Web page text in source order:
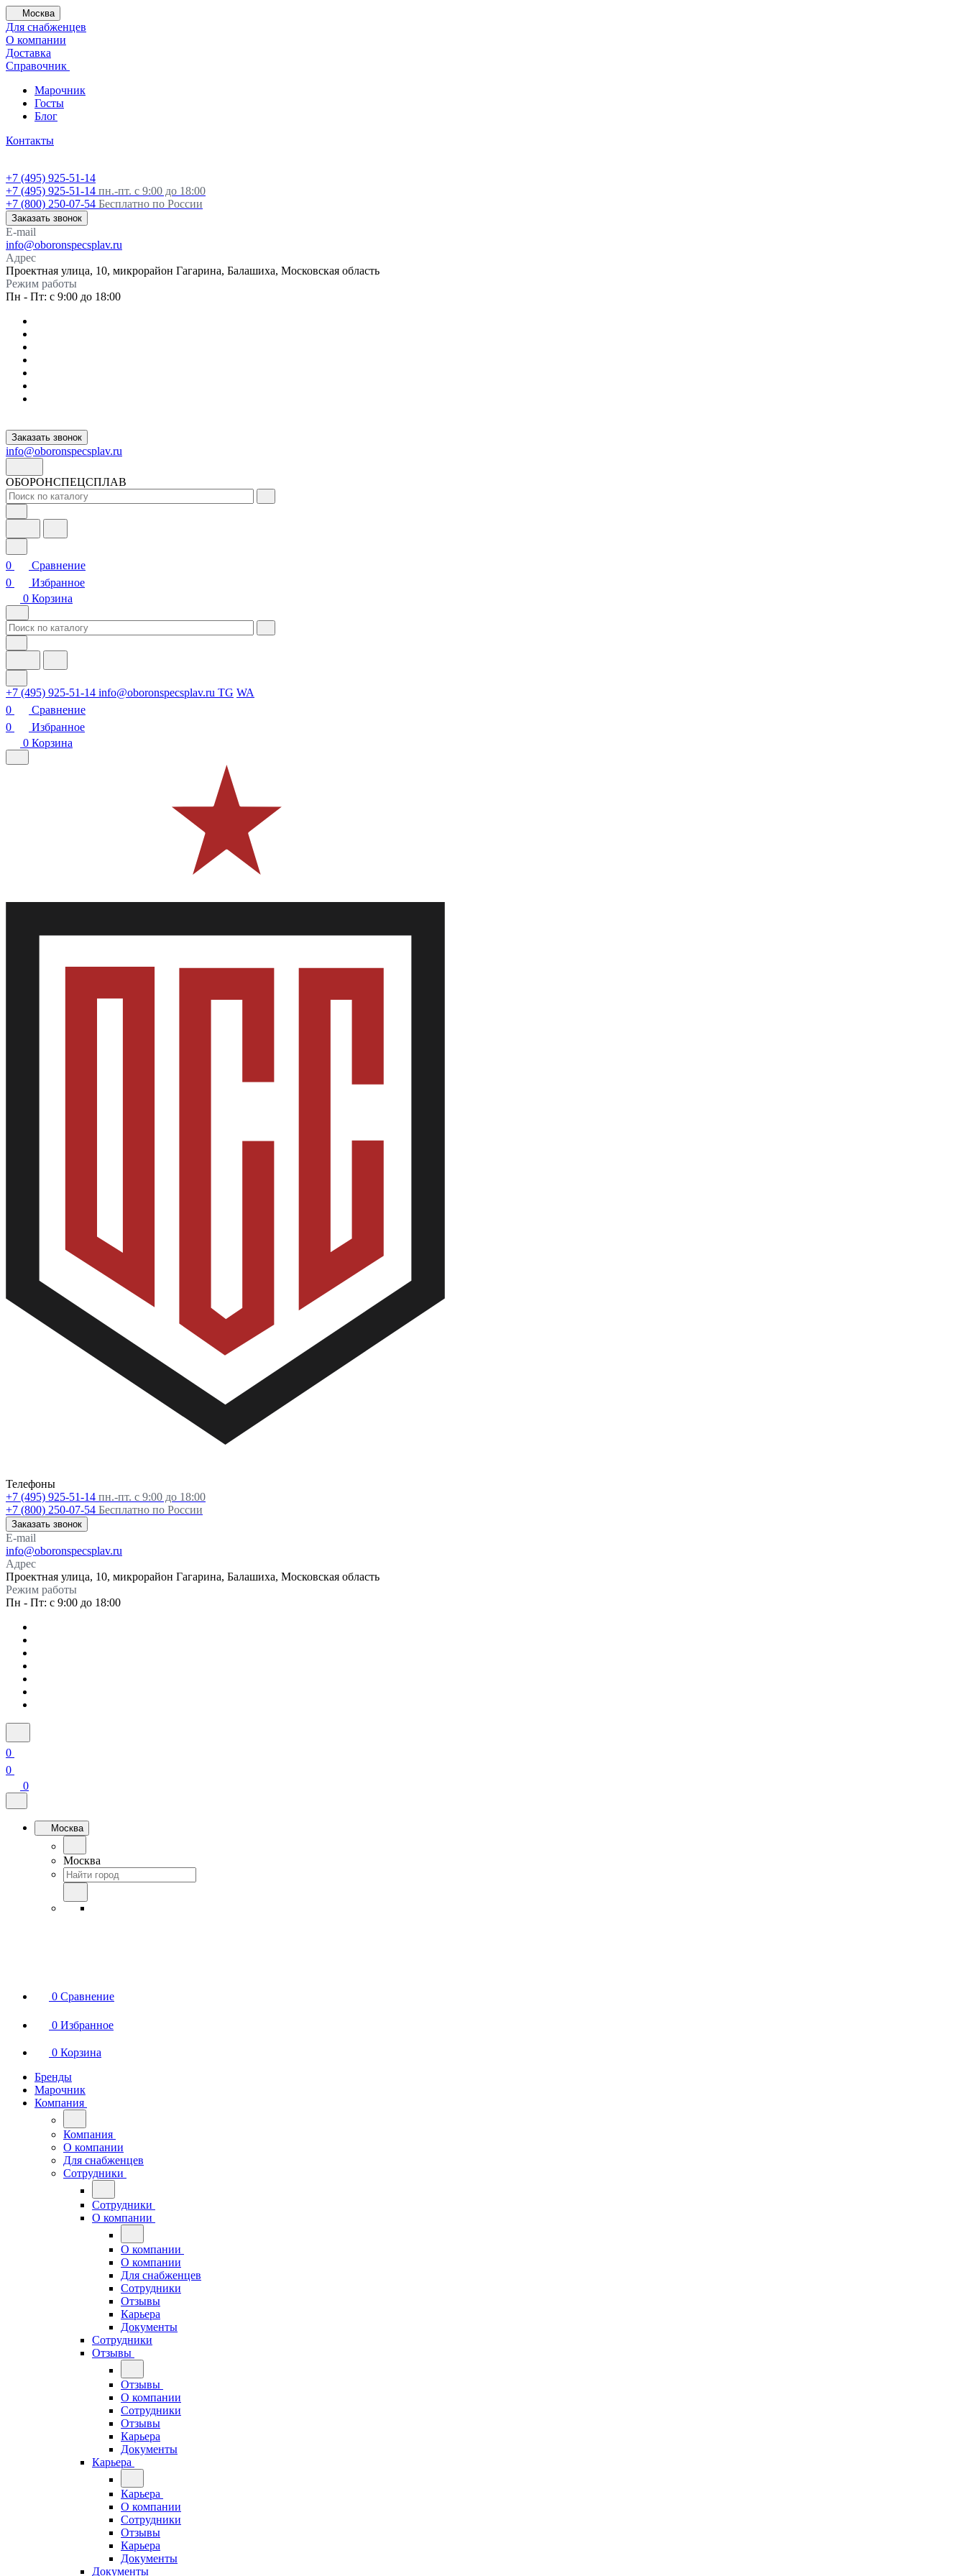
Москва
Для снабженцев
О компании
Доставка
Справочник
Марочник
Госты
Блог
Контакты
+7 (495) 925-51-14
+7 (495) 925-51-14 пн.-пт. с 9:00 до 18:00
+7 (800) 250-07-54 Бесплатно по России
Заказать звонок
E-mail
info@oboronspecsplav.ru
Адрес
Проектная улица, 10, микрорайон Гагарина, Балашиха, Московская область
Режим работы
Пн - Пт: с 9:00 до 18:00
Заказать звонок
info@oboronspecsplav.ru
ОБОРОНСПЕЦСПЛАВ
0
Сравнение
0
Избранное
0 Корзина
+7 (495) 925-51-14 info@oboronspecsplav.ru TG WA
0
Сравнение
0
Избранное
0 Корзина
Телефоны
+7 (495) 925-51-14 пн.-пт. с 9:00 до 18:00
+7 (800) 250-07-54 Бесплатно по России
Заказать звонок
E-mail
info@oboronspecsplav.ru
Адрес
Проектная улица, 10, микрорайон Гагарина, Балашиха, Московская область
Режим работы
Пн - Пт: с 9:00 до 18:00
0
0
0
Москва
Москва
0 Сравнение
0 Избранное
0 Корзина
Бренды
Марочник
Компания
Компания
О компании
Для снабженцев
Сотрудники
Сотрудники
О компании
О компании
О компании
Для снабженцев
Сотрудники
Отзывы
Карьера
Документы
Сотрудники
Отзывы
Отзывы
О компании
Сотрудники
Отзывы
Карьера
Документы
Карьера
Карьера
О компании
Сотрудники
Отзывы
Карьера
Документы
Документы